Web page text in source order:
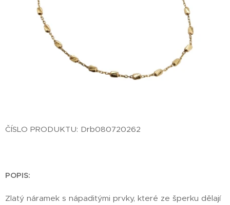
ČÍSLO PRODUKTU: Drb080720262
POPIS:
Zlatý náramek s nápaditými prvky, které ze šperku dělají